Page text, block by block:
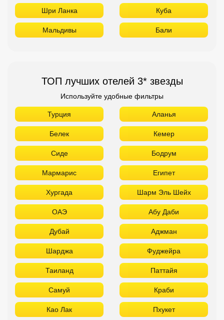
Шри Ланка Куба
Мальдивы Бали
ТОП лучших отелей 3* звезды
Используйте удобные фильтры
Турция Аланья
Белек Кемер
Сиде Бодрум
Мармарис Египет
Хургада Шарм Эль Шейх
ОАЭ Абу Даби
Дубай Аджман
Шарджа Фуджейра
Таиланд Паттайя
Самуй Краби
Као Лак Пхукет